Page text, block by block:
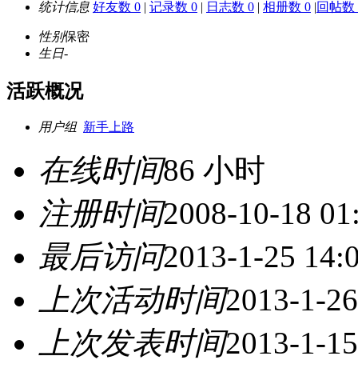
统计信息 好友数 0 | 记录数 0 | 日志数 0 | 相册数 0 |回帖数
性别保密
生日-
活跃概况
用户组 新手上路
在线时间86 小时
注册时间2008-10-18
最后访问2013-1-25
上次活动时间2013-1-
上次发表时间2013-1-